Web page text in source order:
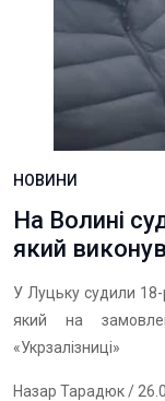
НОВИНИ
На Волині
який
У Луцьку судили 18-
який на
«Укрзалізниці»
Назар Тарадюк/